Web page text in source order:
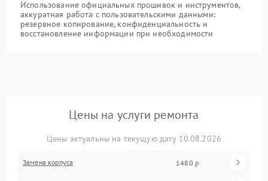
Использование официальных прошивок и инструментов,
аккуратная работа с пользовательскими данными:
резервное копирование, конфиденциальность и
восстановление информации при необходимости
Цены на услуги ремонта
Цены актуальны на текущую дату 10.08.2026
Замена корпуса 1480 р